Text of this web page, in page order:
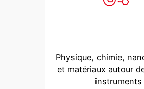
Physique, chimie,
et matériaux autour
instruments